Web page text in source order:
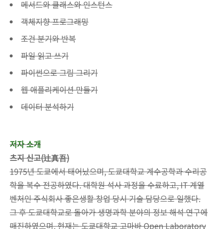
메서드와 클래스와 인스턴스
객체지향 프로그래밍
조건 분기와 반복
파일 읽고 쓰기
파이썬으로 그림 그리기
웹 애플리케이션 만들기
데이터 분석하기
저자 소개
츠지 신고(辻真吾)
1975년 도쿄에서 태어났으며, 도쿄대학교 계수공학과 수리공
학을 복수 전공하였다. 대학원 석사 과정을 수료하고, IT 계열
벤처인 주식회사 좋은생활 창업 당시 기술 담당으로 일했다.
그 후 도쿄대학교로 돌아가 생명과학 분야의 정보 해석 연구에
매진하였으며, 현재는 도쿄대학교 고마바 Open Laboratory